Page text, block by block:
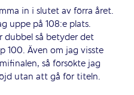
in i slutet av förra året.
uppe på 108:e plats.
dubbel så betyder det
100. Även om jag visste
så försökte jag
utan att gå för titeln.